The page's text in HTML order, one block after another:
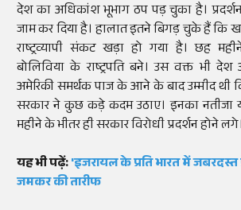
देश का अधिकांश भूभाग ठप पड़ चुका है।
जाम कर दिया है। हालात इतने बिगड़ चुके हैं कि
राष्ट्रव्यापी संकट खड़ा हो गया है। छह
बोलिविया के राष्ट्रपति बने। उस वक्त भी
अमेरिकी समर्थक पाज के आने के बाद उम्मीद थी
सरकार ने कुछ कड़े कदम उठाए। इनका
महीने के भीतर ही सरकार विरोधी प्रदर्शन होने लगे।
यह भी पढ़ें:'इजरायल के प्रति भारत में जबरदस्त
जमकर की तारीफ